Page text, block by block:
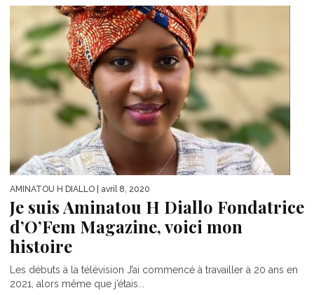
AMINATOU H DIALLO | avril 8, 2020
Je suis Aminatou H Diallo Fondatrice
d’O’Fem Magazine, voici mon
histoire
Les débuts à la télévision J’ai commencé à travailler à 20 ans en
2021, alors même que j’étais...